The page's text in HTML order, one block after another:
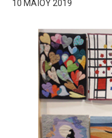
10 ΜΑΪ́ΟΥ 2019